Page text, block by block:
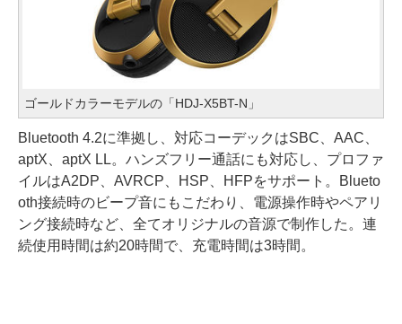
ゴールドカラーモデルの「HDJ-X5BT-N」
Bluetooth 4.2に準拠し、対応コーデックはSBC、AAC、
aptX、aptX LL。ハンズフリー通話にも対応し、プロファ
イルはA2DP、AVRCP、HSP、HFPをサポート。Blueto
oth接続時のビープ音にもこだわり、電源操作時やペアリ
ング接続時など、全てオリジナルの音源で制作した。連
続使用時間は約20時間で、充電時間は3時間。